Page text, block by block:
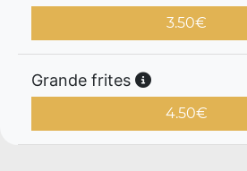
3.50€
Grande frites
4.50€